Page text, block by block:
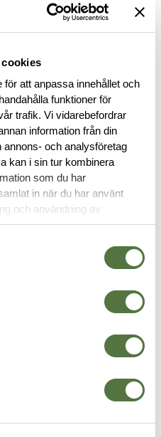
för att anpassa innehållet och
funktioner för
trafik. Vi vidarebefordrar
information från din
annons- och analysföretag
kan i sin tur kombinera
som du har
in när du har använt
och användning av
personalisering av